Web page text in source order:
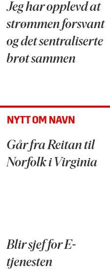
Jeg har opplevd at
strømmen forsvant
og det sentraliserte
brøt sammen
NYTT OM NAVN
Går fra Reitan til
Norfolk i Virginia
Blir sjef for E-
tjenesten